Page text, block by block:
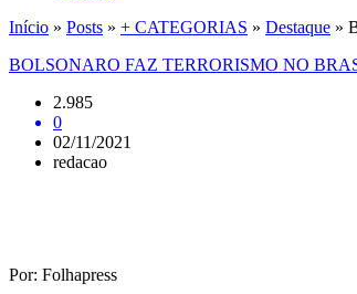
Início » Posts » + CATEGORIAS » Destaque »
BOLSONARO FAZ TERRORISMO NO
2.985
0
02/11/2021
redacao
Por: Folhapress